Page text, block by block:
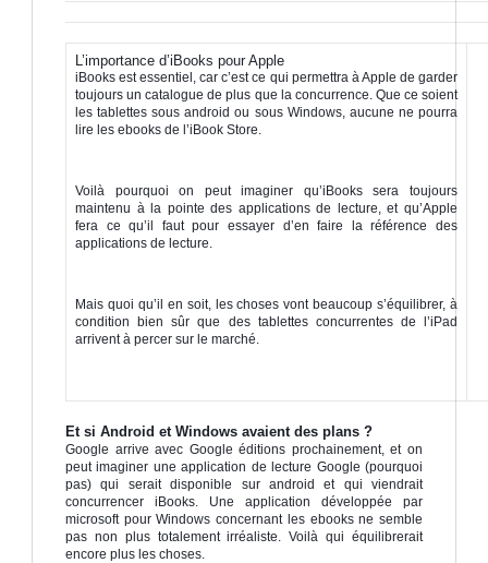
L’importance d’iBooks pour Apple
iBooks est essentiel, car c’est ce qui permettra à Apple de garder
toujours un catalogue de plus que la concurrence. Que ce soient
les tablettes sous android ou sous Windows, aucune ne pourra
lire les ebooks de l’iBook Store.
Voilà pourquoi on peut imaginer qu’iBooks sera toujours
maintenu à la pointe des applications de lecture, et qu’Apple
fera ce qu’il faut pour essayer d’en faire la référence des
applications de lecture.
Mais quoi qu’il en soit, les choses vont beaucoup s’équilibrer, à
condition bien sûr que des tablettes concurrentes de l’iPad
arrivent à percer sur le marché.
Et si Android et Windows avaient des plans ?
Google arrive avec Google éditions prochainement, et on
peut imaginer une application de lecture Google (pourquoi
pas) qui serait disponible sur android et qui viendrait
concurrencer iBooks. Une application développée par
microsoft pour Windows concernant les ebooks ne semble
pas non plus totalement irréaliste. Voilà qui équilibrerait
encore plus les choses.